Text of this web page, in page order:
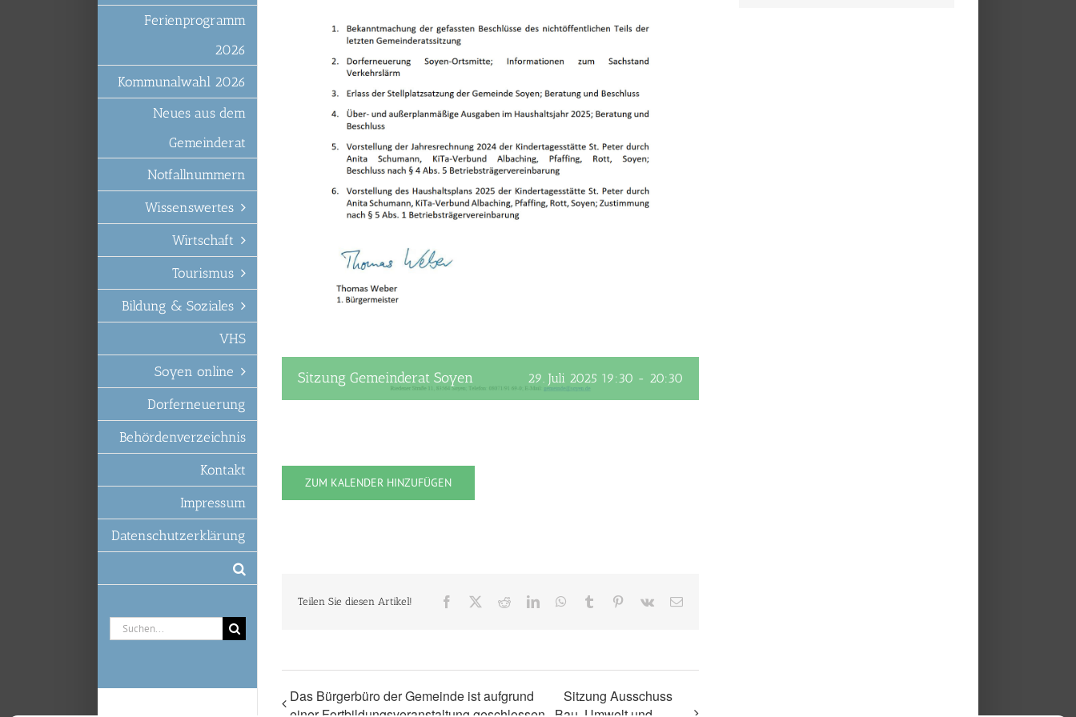
Ferienprogramm
2026
Kommunalwahl 2026
Neues aus dem
Gemeinderat
Notfallnummern
Wissenswertes
Wirtschaft
Tourismus
Bildung & Soziales
VHS
Soyen online
Dorferneuerung
Behördenverzeichnis
Kontakt
Impressum
Datenschutzerklärung
Suche
nach:
Sitzung Gemeinderat Soyen 29. Juli 2025 19:30 - 20:30
ZUM KALENDER HINZUFÜGEN
Teilen Sie diesen Artikel! Facebook RedditLinkedInWhatsApp
Tumblr Pinterest
Vk
E-
Das Bürgerbüro der Gemeinde ist aufgrund
Sitzung Ausschuss